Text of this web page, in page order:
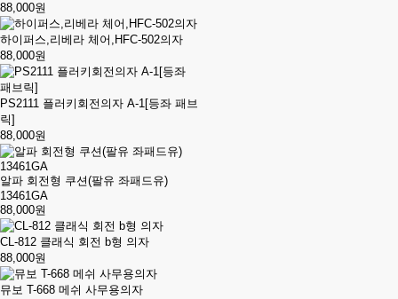
88,000원
하이퍼스,리베라 체어,HFC-502의자
88,000원
PS2111 플러키회전의자 A-1[등좌 패브
릭]
88,000원
알파 회전형 쿠션(팔유 좌패드유)
13461GA
88,000원
CL-812 클래식 회전 b형 의자
88,000원
뮤보 T-668 메쉬 사무용의자